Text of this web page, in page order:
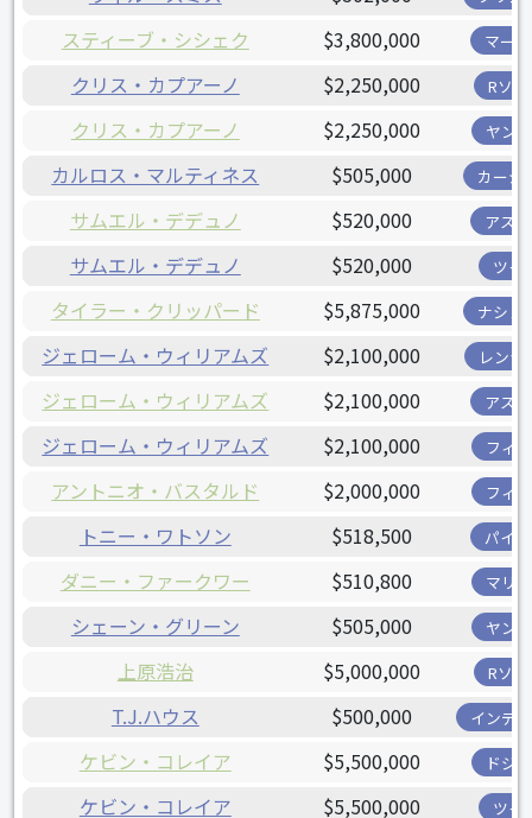
スティーブ・シシェク $3,800,000 マー
クリス・カプアーノ $2,250,000 Rソ
クリス・カプアーノ $2,250,000 ヤン
カルロス・マルティネス $505,000 カージ
サムエル・デデュノ $520,000 アス
サムエル・デデュノ $520,000 ツイ
タイラー・クリッパード $5,875,000 ナショ
ジェローム・ウィリアムズ $2,100,000 レンジ
ジェローム・ウィリアムズ $2,100,000 アス
ジェローム・ウィリアムズ $2,100,000 フィ
アントニオ・バスタルド $2,000,000 フィ
トニー・ワトソン $518,500 パイ
ダニー・ファークワー $510,800 マリ
シェーン・グリーン $505,000 ヤン
上原浩治 $5,000,000 Rソ
T.J.ハウス $500,000 インデ
ケビン・コレイア $5,500,000 ドジ
ケビン・コレイア $5,500,000 ツイ